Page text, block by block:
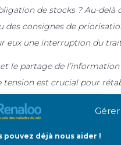
pouvez déjà nous aider !
de stocks ? Au-delà
consignes de
eux une interruption du
le partage de
est crucial pour
confiance envers la
rapide sur ces points et